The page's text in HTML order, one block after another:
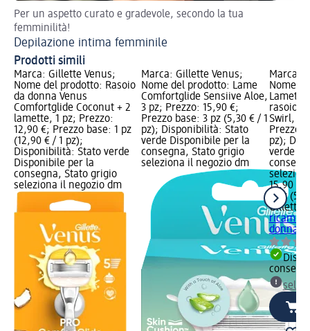
Per un aspetto curato e gradevole, secondo la tua
femminilità!
Depilazione intima femminile
Prodotti simili
Marca: Gillette Venus;
Nome del prodotto: Rasoio
da donna Venus
Comfortglide Coconut + 2
lamette, 1 pz; Prezzo:
12,90 €; Prezzo base: 1 pz
(12,90 € / 1 pz);
Disponibilità: Stato verde
Disponibile per la
consegna, Stato grigio
seleziona il negozio dm
Marca: Gillette Venus;
Nome del prodotto: Lame
Comfortglide Sensiive Aloe,
3 pz; Prezzo: 15,90 €;
Prezzo base: 3 pz (5,30 € / 1
pz); Disponibilità: Stato
verde Disponibile per la
consegna, Stato grigio
seleziona il negozio dm
Marca:
Nome
Lamette
rasoio
Swirl, 3
Prezzo
pz);
verde
15,90 €
3 pz
Gillette
donna